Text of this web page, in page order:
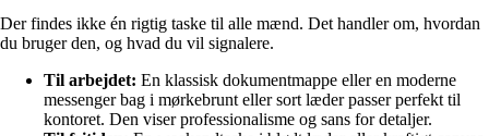
Der findes ikke én rigtig taske til alle mænd. Det handler om, hvordan
du bruger den, og hvad du vil signalere.
Til arbejdet: En klassisk dokumentmappe eller en moderne
messenger bag i mørkebrunt eller sort læder passer perfekt til
kontoret. Den viser professionalisme og sans for detaljer.